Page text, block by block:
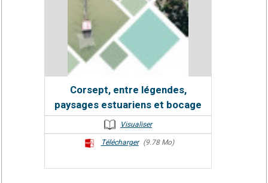
Corsept, entre légendes,
paysages estuariens et bocage
Visualiser
Télécharger (9.78 Mo)